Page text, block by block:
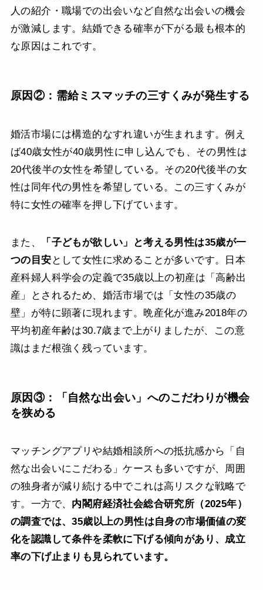
人の紹介・職場での出会いなど自然な出会いの機会
が激減します。結婚できる確率が下がる最も根本的
な原因はこれです。
原因②：需給ミスマッチの三すくみが発生する
婚活市場には構造的なすれ違いが生まれます。例え
ば40歳女性が40歳男性に申し込んでも、その男性は
20代後半の女性を希望している。その20代後半の女
性は同年代の男性を希望している。この三すくみが
特に女性の確率を押し下げています。
また、
「子どもが欲しい」と考える男性は35歳が一
つの目安 として女性に求めることが多いです。日本
産科婦人科学会の定義で35歳以上の初産は「高齢出
産」とされるため、婚活市場では「女性の35歳の
壁」が特に顕著に現れます。晩産化が進み2018年の
平均初産年齢は30.7歳まで上がりましたが、この意
識はまだ根強く残っています。
原因③：「自然な出会い」へのこだわりが機会
を狭める
マッチングアプリや結婚相談所への抵抗感から「自
然な出会いにこだわる」ケースも多いですが、周囲
の独身者が減り続ける中でこれは高リスクな戦略で
す。一方で、 内閣府経済社会総合研究所（2025年）
の調査では、35歳以上の男性は自身の市場価値の変
化を認識して条件を柔軟に下げる傾向があり、成立
率の下げ止まりも見られています。